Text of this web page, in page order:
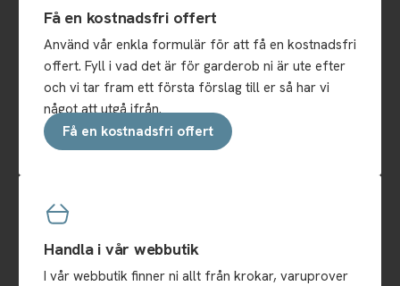
Få en kostnadsfri offert
Använd vår enkla formulär för att få en kostnadsfri
offert. Fyll i vad det är för garderob ni är ute efter
och vi tar fram ett första förslag till er så har vi
något att utgå ifrån.
Få en kostnadsfri offert
Handla i vår webbutik
I vår webbutik finner ni allt från krokar, varuprover